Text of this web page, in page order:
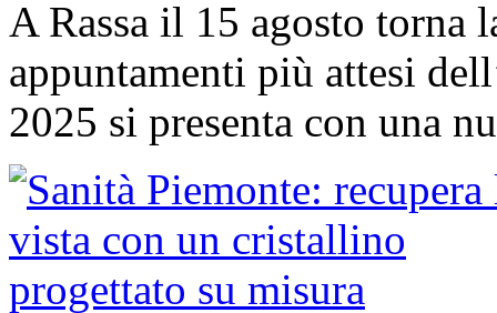
A Rassa il 15 agosto
appuntamenti più attesi
2025 si presenta con una